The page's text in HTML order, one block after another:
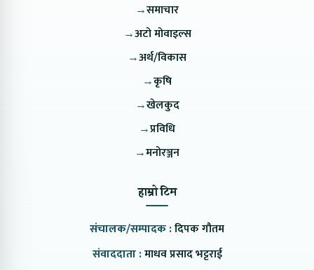
→समाचार
→अटो मोवाइल्स
→अर्थ/विकास
→कृषि
→खेलकुद
→प्रविधि
→मनोरञ्जन
हाम्रो टिम
संचालक/सम्पादक :दिपक गौतम
संवाददाता :माधव प्रसाद भट्टराई